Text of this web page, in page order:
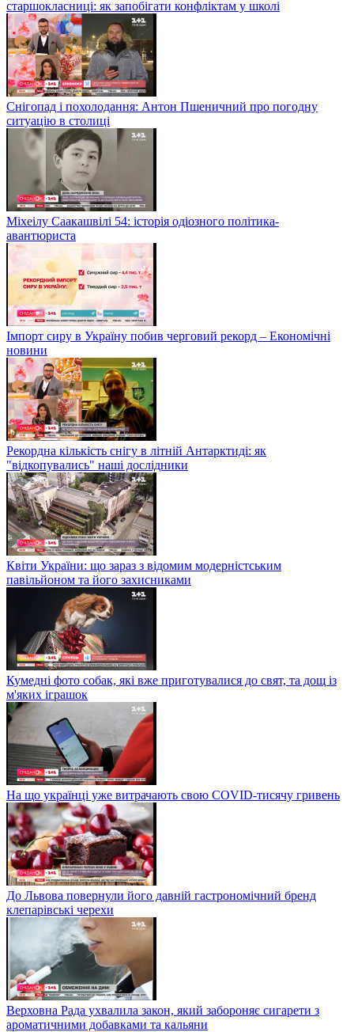
старшокласниці: як запобігати конфліктам у школі
Снігопад і похолодання: Антон Пшеничний про погодну
ситуацію в столиці
Міхеілу Саакашвілі 54: історія одіозного політика-
авантюриста
Імпорт сиру в Україну побив черговий рекорд – Економічні
новини
Рекордна кількість снігу в літній Антарктиді: як
"відкопувались" наші дослідники
Квіти України: що зараз з відомим модерністським
павільйоном та його захисниками
Кумедні фото собак, які вже приготувалися до свят, та дощ із
м'яких іграшок
На що українці уже витрачають свою COVID-тисячу гривень
До Львова повернули його давній гастрономічний бренд
клепарівські черехи
Верховна Рада ухвалила закон, який забороняє сигарети з
ароматичними добавками та кальяни